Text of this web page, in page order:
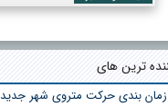
ترین های
بندی حرکت متروی شهر